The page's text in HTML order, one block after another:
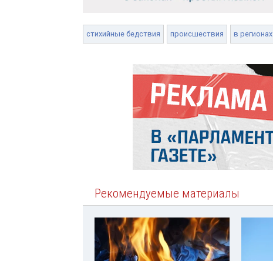
стихийные бедствия происшествия в регионах
Рекомендуемые материалы